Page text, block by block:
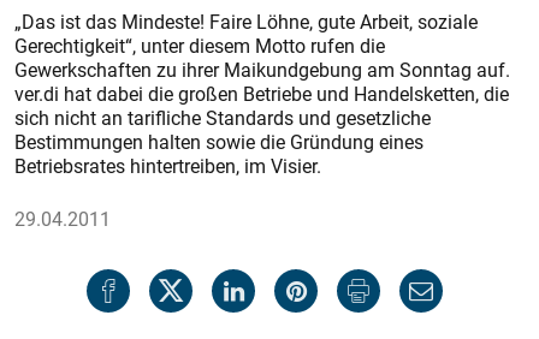
„Das ist das Mindeste! Faire Löhne, gute Arbeit, soziale
Gerechtigkeit“, unter diesem Motto rufen die
Gewerkschaften zu ihrer Maikundgebung am Sonntag auf.
ver.di hat dabei die großen Betriebe und Handelsketten, die
sich nicht an tarifliche Standards und gesetzliche
Bestimmungen halten sowie die Gründung eines
Betriebsrates hintertreiben, im Visier.
29.04.2011